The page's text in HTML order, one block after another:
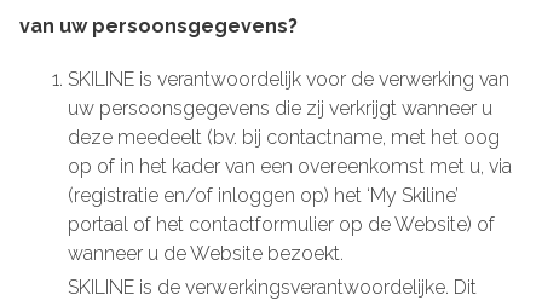
van uw persoonsgegevens?
SKILINE is verantwoordelijk voor de verwerking van
uw persoonsgegevens die zij verkrijgt wanneer u
deze meedeelt (bv. bij contactname, met het oog
op of in het kader van een overeenkomst met u, via
(registratie en/of inloggen op) het ‘My Skiline’
portaal of het contactformulier op de Website) of
wanneer u de Website bezoekt.
SKILINE is de verwerkingsverantwoordelijke. Dit